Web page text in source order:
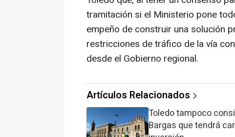
tramitación si el Ministerio pone
empeño de construir una solución
restricciones de tráfico de la vía
desde el Gobierno regional.
Artículos Relacionados
Toledo tampoco
Bargas que tendrá